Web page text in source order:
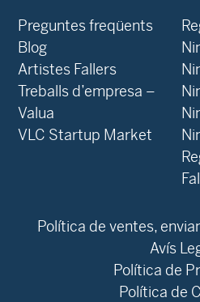
Preguntes freqüents
Blog
‍Artistes Fallers
Treballs d’empresa –
Valua
VLC Startup Market
Política de ventes,
Avís
Política de
Política de